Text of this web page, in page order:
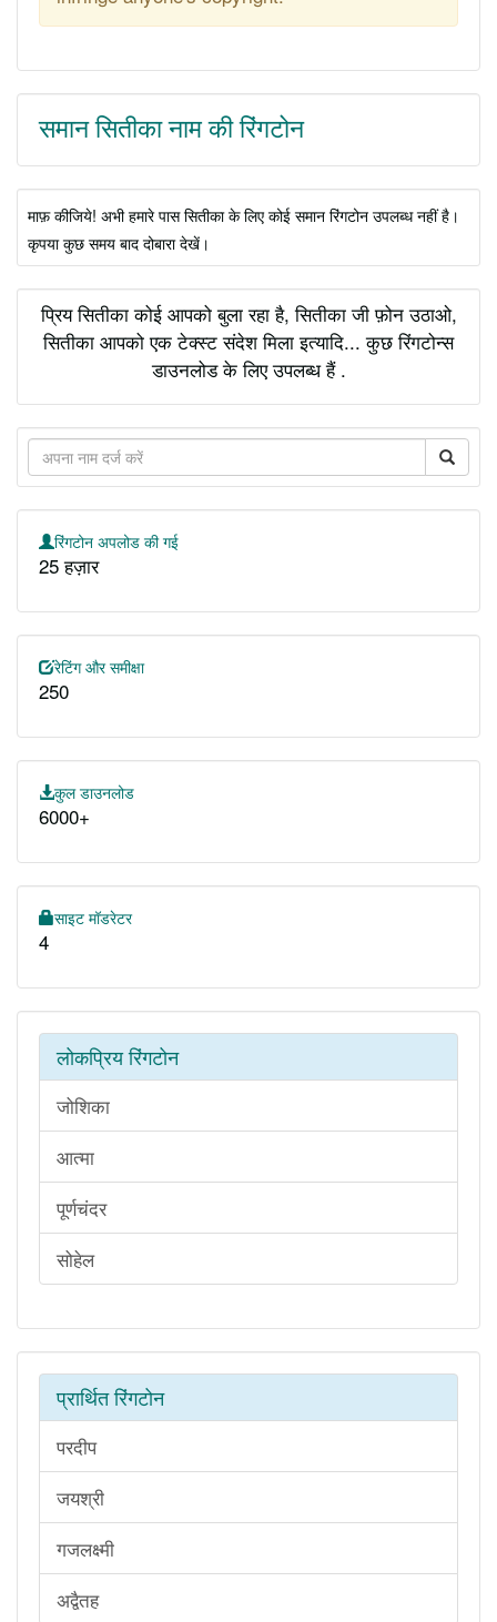
समान सितीका नाम की रिंगटोन
माफ़ कीजिये! अभी हमारे पास सितीका के लिए कोई समान रिंगटोन उपलब्ध नहीं है।
कृपया कुछ समय बाद दोबारा देखें।
प्रिय सितीका कोई आपको बुला रहा है, सितीका जी फ़ोन उठाओ,
सितीका आपको एक टेक्स्ट संदेश मिला इत्यादि... कुछ रिंगटोन्स
डाउनलोड के लिए उपलब्ध हैं .
रिंगटोन अपलोड की गई
25 हज़ार
रेटिंग और समीक्षा
250
कुल डाउनलोड
6000+
साइट मॉडरेटर
4
लोकप्रिय रिंगटोन
जोशिका
आत्मा
पूर्णचंदर
सोहेल
प्रार्थित रिंगटोन
परदीप
जयश्री
गजलक्ष्मी
अद्वैतह